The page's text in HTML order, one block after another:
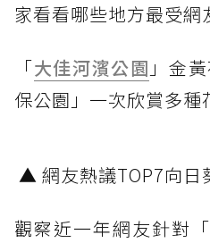
家看看哪些地方最受網
「大佳河濱公園 」金
保公園」一次欣賞多種
▲ 網友熱議TOP7向日
觀察近一年網友針對